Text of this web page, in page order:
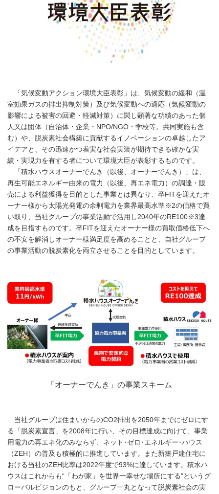
「気候変動アクション環境大臣表彰」は、気候変動の緩和（温
室効果ガスの排出抑制対策）及び気候変動への適応（気候変動の
影響による被害の回避・軽減対策）に関し顕著な功績のあった個
人又は団体（自治体・企業・NPO/NGO・学校等。共同実施も含
む）や、脱炭素社会構築に貢献するイノベーションの卓越したア
イデアと、その迅速かつ着実な社会実装が期待できる確かな実
績・実現力を有する者について環境大臣が表彰するものです。
「積水ハウスオーナーでんき（以後、オーナーでんき）」は、
再生可能エネルギー由来の電力（以後、再エネ電力）の調達・販
売による利益獲得を目的とした事業とは異なり、卒FITを迎えたオ
ーナー様から太陽光発電の余剰電力を業界最高水準※2の価格で買
い取り、当社グループの事業活動で活用し2040年のRE100※3達
成を目指すものです。卒FITを迎えたオーナー様の買取価格低下へ
の不安を解消しオーナー様満足度を高めることと、自社グループ
の事業活動の脱炭素化を両立させることを目的としています。
「オーナーでんき」の事業スキーム
当社グループは住まいからのCO2排出を2050年までにゼロにす
る「脱炭素宣言」を2008年に行い、その目標達成に向けて、事業
用電力の再エネ化のみならず、ネット･ゼロ･エネルギー･ハウス
（ZEH）の普及も積極的に推進しています。また新築戸建住宅に
おける当社のZEH比率は2022年度で93%に達しています。積水ハ
ウスはこれからも“「わが家」を世界一幸せな場所にする”というグ
ローバルビジョンのもと、グループ一丸となって脱炭素社会の実